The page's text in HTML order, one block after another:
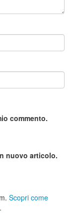
commento.
nuovo articolo.
Scopri come
.